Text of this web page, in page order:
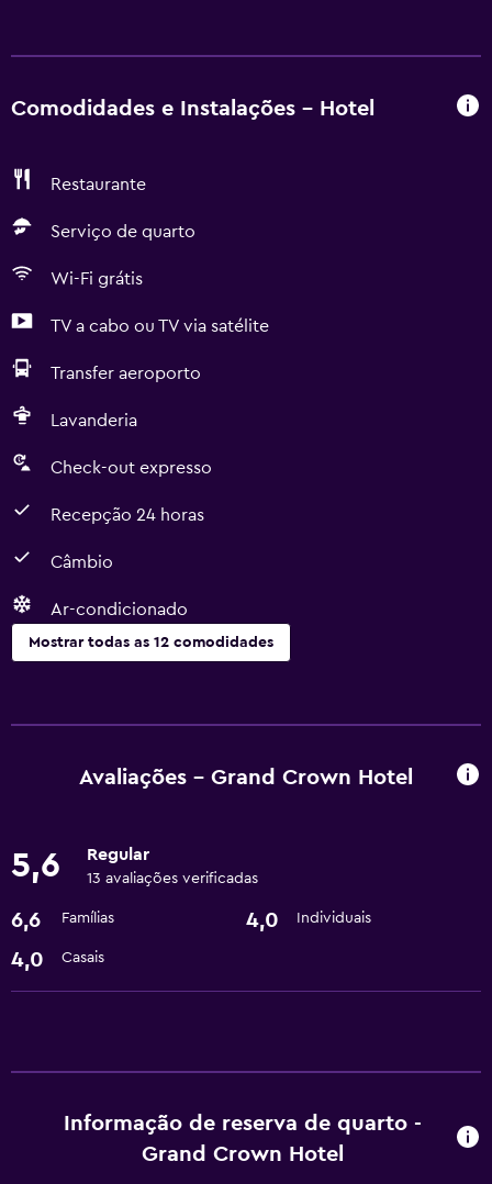
Comodidades e Instalações - Hotel
Restaurante
Serviço de quarto
Wi-Fi grátis
TV a cabo ou TV via satélite
Transfer aeroporto
Lavanderia
Check-out expresso
Recepção 24 horas
Câmbio
Ar-condicionado
Mostrar todas as 12 comodidades
Câmbio
Wi-Fi grátis
Ar-condicionado
Mídia e entretenimento
TV a cabo ou TV via satélite
Avaliações - Grand Crown Hotel
5,6 Regular
13 avaliações verificadas
6,6 Famílias 4,0 Individuais
4,0 Casais
Informação de reserva de quarto -
Grand Crown Hotel